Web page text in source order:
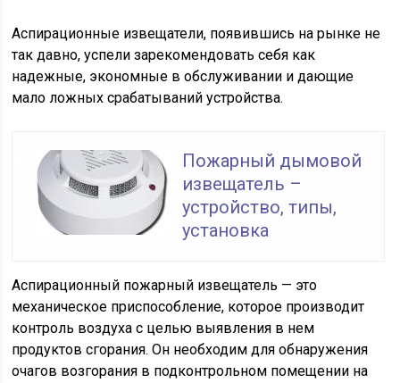
Аспирационные извещатели, появившись на рынке не
так давно, успели зарекомендовать себя как
надежные, экономные в обслуживании и дающие
мало ложных срабатываний устройства.
Пожарный дымовой
извещатель –
устройство, типы,
установка
Аспирационный пожарный извещатель — это
механическое приспособление, которое производит
контроль воздуха с целью выявления в нем
продуктов сгорания. Он необходим для обнаружения
очагов возгорания в подконтрольном помещении на